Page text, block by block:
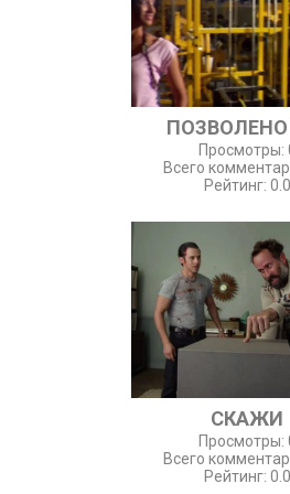
ПОЗВОЛЕНО
Просмотры:
Всего
Рейтинг: 0.0
СКАЖИ
Просмотры:
Всего
Рейтинг: 0.0